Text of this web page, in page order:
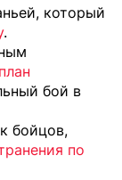
который
.
бой в
бойцов,
по